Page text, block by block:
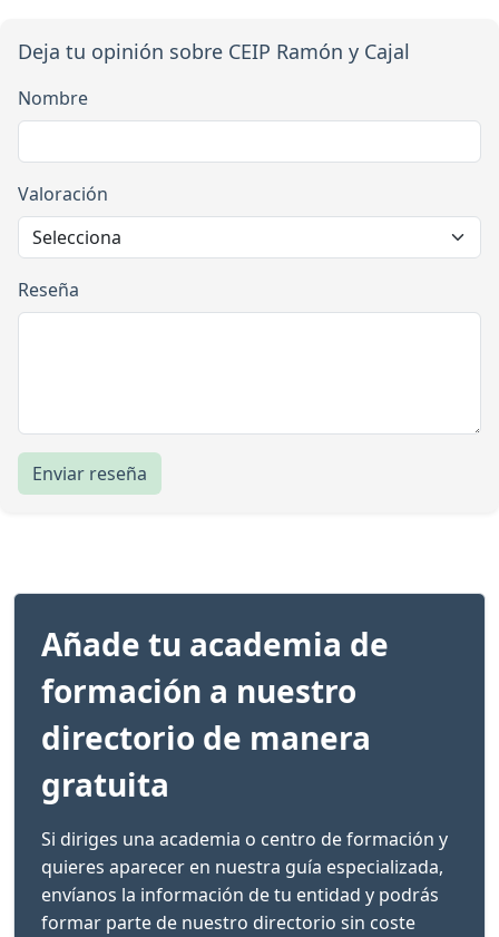
Deja tu opinión sobre CEIP Ramón y Cajal
Nombre
Valoración
Reseña
Enviar reseña
Añade tu academia de
formación a nuestro
directorio de manera
gratuita
Si diriges una academia o centro de formación y
quieres aparecer en nuestra guía especializada,
envíanos la información de tu entidad y podrás
formar parte de nuestro directorio sin coste